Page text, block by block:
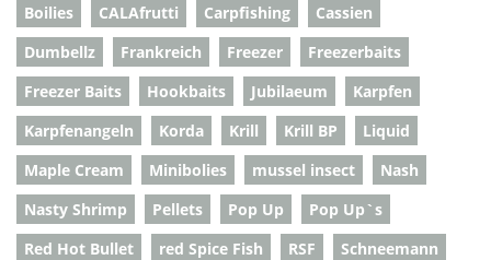
Boilies
CALAfrutti Carpfishing
Cassien
Dumbellz
Frankreich Freezer
Freezerbaits
Freezer Baits
Hookbaits Jubilaeum
Karpfen
Karpfenangeln
Korda Krill Krill BP
Liquid
Maple Cream
Minibolies mussel insect
Nash
Nasty Shrimp
Pellets Pop Up
Pop Up`s
Red Hot Bullet
red Spice Fish RSF
Schneemann